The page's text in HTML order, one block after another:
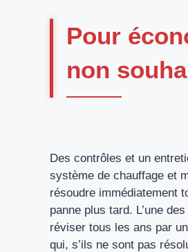
Pour
non
Des contrôles et un
système de chauffage et
résoudre immédiatement
panne plus tard. L’une
réviser tous les ans par
qui, s’ils ne sont pas